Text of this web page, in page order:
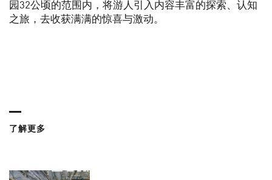
园32公顷的范围内，将游人引入内容丰富的探索、认知
之旅，去收获满满的惊喜与激动。
了解更多